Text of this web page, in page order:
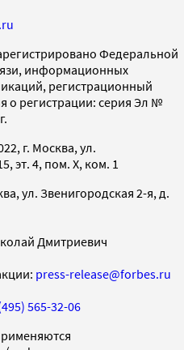
Федеральной
информационных
регистрационный
о регистрации: серия Эл №
г. Москва, ул.
эт. 4, пом. X, ком. 1
ул. Звенигородская 2-я, д.
Дмитриевич
press-release@forbes.ru
565-32-06